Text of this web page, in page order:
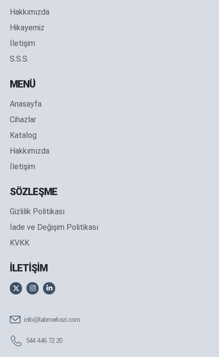
Hakkımızda
Hikayemiz
İletişim
S.S.S.
MENÜ
Anasayfa
Cihazlar
Katalog
Hakkımızda
İletişim
SÖZLEŞME
Gizlilik Politikası
İade ve Değişim Politikası
KVKK
İLETİŞİM
info@labmerkezi.com
544 446 72 20